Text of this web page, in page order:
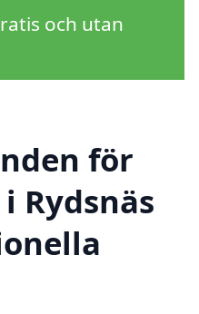
och utan
för
Rydsnäs